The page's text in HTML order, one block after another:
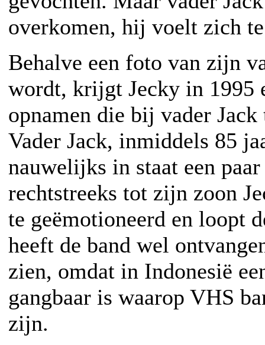
overkomen, hij voelt zich
Behalve een foto van zijn
wordt, krijgt Jecky in 1995
opnamen die bij vader
Vader Jack, inmiddels 85
nauwelijks in staat een
rechtstreeks tot zijn zoon
te geëmotioneerd en loopt
heeft de band wel
zien, omdat in Indonesië
gangbaar is waarop VHS
zijn.